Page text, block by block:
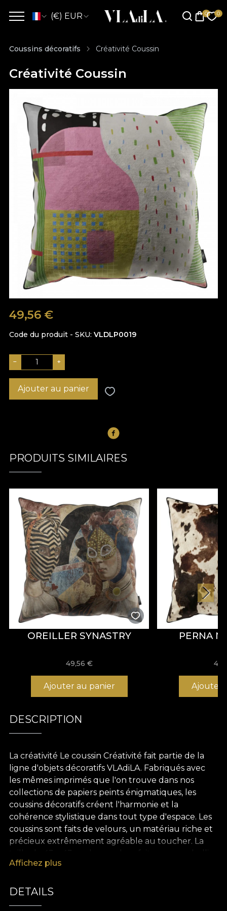
(€) EUR
Coussins décoratifs Créativité Coussin
Créativité Coussin
49,56 €
Code du produit - SKU VLDLP0019
− +
Ajouter au panier
PRODUITS SIMILAIRES
OREILLER SYNASTRY
49,56 €
Ajouter au panier
PERNA
Ajouter
DESCRIPTION
La créativité Le coussin Créativité fait partie de la
ligne d'objets décoratifs VLAdiLA. Fabriqués avec
les mêmes imprimés que l'on trouve dans nos
collections de papiers peints énigmatiques, les
coussins décoratifs créent l'harmonie et la
cohérence stylistique dans tout type d'espace. Les
coussins sont faits de velours, un matériau riche et
précieux extrêmement agréable au toucher. La
taille de 43 x 43 cm les rend parfaits pour embellir
un canapé, un lit ou un fauteuil élégant. De plus,
intérieur. Dans un décor minimaliste, ce coussin
Affichez plus
DETAILS